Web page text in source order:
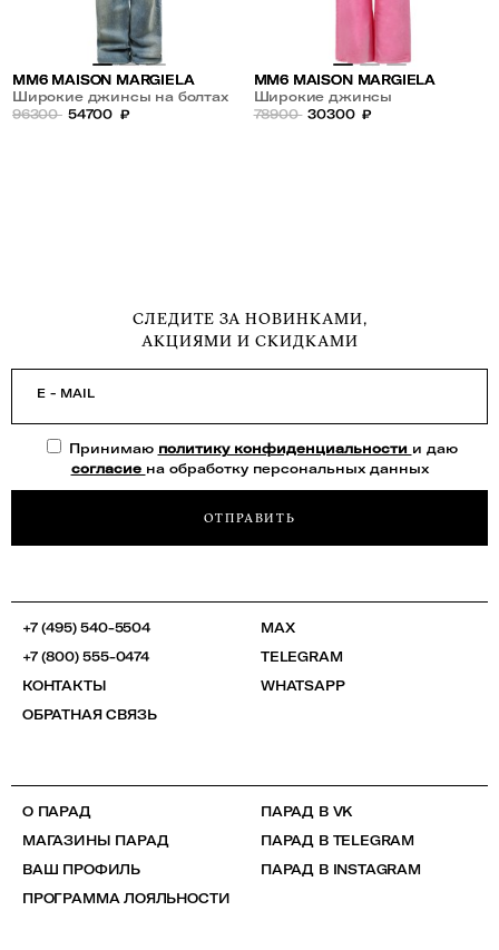
MM6 MAISON MARGIELA
Широкие джинсы на болтах
96300 54700 ₽
MM6 MAISON MARGIELA
Широкие джинсы
78900 30300 ₽
СЛЕДИТЕ ЗА НОВИНКАМИ,
АКЦИЯМИ И СКИДКАМИ
E - MAIL
Принимаю политику конфиденциальности и даю
согласие на обработку персональных данных
ОТПРАВИТЬ
+7 (495) 540-5504
+7 (800) 555-0474
КОНТАКТЫ
ОБРАТНАЯ СВЯЗЬ
MAX
TELEGRAM
WHATSAPP
О ПАРАД
МАГАЗИНЫ ПАРАД
ВАШ ПРОФИЛЬ
ПРОГРАММА ЛОЯЛЬНОСТИ
ПАРАД В VK
ПАРАД В TELEGRAM
ПАРАД В INSTAGRAM